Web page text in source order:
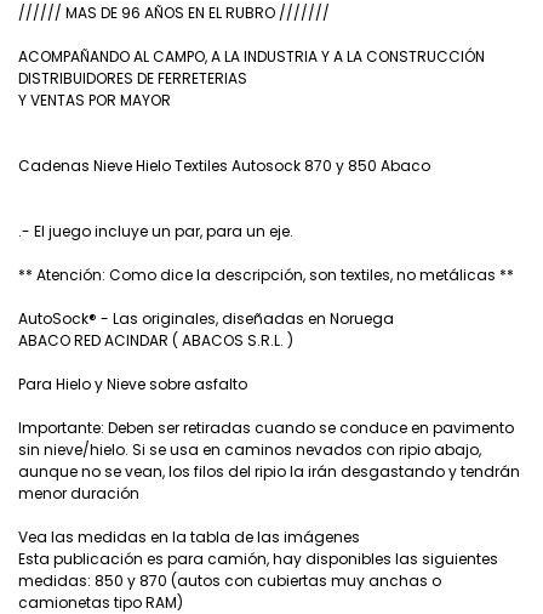
////// MAS DE 96 AÑOS EN EL RUBRO ///////
ACOMPAÑANDO AL CAMPO, A LA INDUSTRIA Y A LA CONSTRUCCIÓN
DISTRIBUIDORES DE FERRETERIAS
Y VENTAS POR MAYOR
Cadenas Nieve Hielo Textiles Autosock 870 y 850 Abaco
.- El juego incluye un par, para un eje.
** Atención: Como dice la descripción, son textiles, no metálicas **
AutoSock® - Las originales, diseñadas en Noruega
ABACO RED ACINDAR ( ABACOS S.R.L. )
Para Hielo y Nieve sobre asfalto
Importante: Deben ser retiradas cuando se conduce en pavimento
sin nieve/hielo. Si se usa en caminos nevados con ripio abajo,
aunque no se vean, los filos del ripio la irán desgastando y tendrán
menor duración
Vea las medidas en la tabla de las imágenes
Esta publicación es para camión, hay disponibles las siguientes
medidas: 850 y 870 (autos con cubiertas muy anchas o
camionetas tipo RAM)